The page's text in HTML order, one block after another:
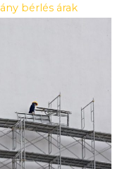
bérlés árak